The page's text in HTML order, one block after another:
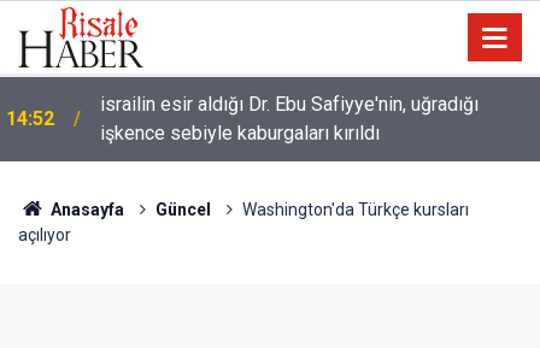
14:52
israilin esir aldığı Dr. Ebu Safiyye'nin, uğradığı
işkence sebiyle kaburgaları kırıldı
14:18
Güneş yüzeyinin şimdiye kadarki en ayrıntılı
görüntüsü çekildi
Anasayfa Güncel
Washington'da Türkçe kursları
açılıyor